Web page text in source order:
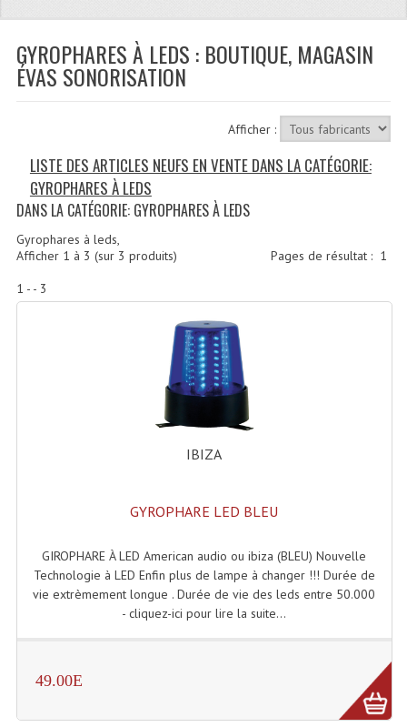
Plan Acces, Horaires.
Location De Matériel
Recevoir Nos Promotions
CATÉGORIES
Sonorisation
Accessoires Pieds Cellules Diamants
Accessoires Enceintes
Accessoires Micro, Pieds De Régie
Cellule (s)
Selecteurs Audio Vidéo
Amplificateurs
Compresseurs , Limiteurs , Noise Gate
GYROPHARES À LEDS : BOUTIQUE, MAGASIN
ÉVAS SONORISATION
Afficher :
LISTE DES ARTICLES NEUFS EN VENTE DANS LA CATÉGORIE:
GYROPHARES À LEDS
DANS LA CATÉGORIE: GYROPHARES À LEDS
Gyrophares à leds,
Pages de résultat : 1
Afficher 1 à 3 (sur 3 produits)
1 - - 3
IBIZA
GYROPHARE LED BLEU
GIROPHARE À LED American audio ou ibiza (BLEU) Nouvelle
Technologie à LED Enfin plus de lampe à changer !!! Durée de
vie extrèmement longue . Durée de vie des leds entre 50.000
- cliquez-ici pour lire la suite...
49.00E